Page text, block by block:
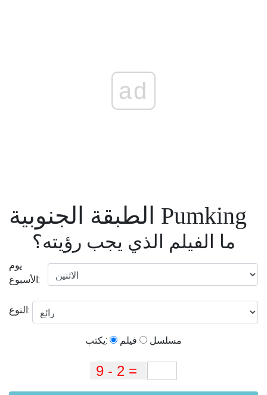
ad
الطبقة الجنوبية Pumking
ما الفيلم الذي يجب رؤيته؟
يوم
الأسبوع:
النوع:
يكتب: فيلم مسلسل